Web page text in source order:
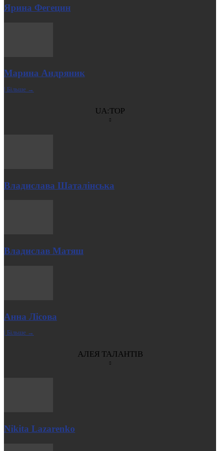
Ярина Фегецин
Марина Андряник
| Більше →
UA:TOP
Владислава Шаталінська
Владислав Матяш
Анна Лісова
| Більше →
АЛЕЯ ТАЛАНТІВ
Nikita Lazarenko